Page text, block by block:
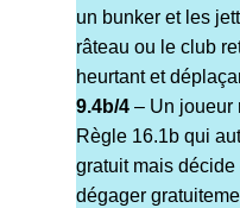
un bunker et les
râteau ou le club
heurtant et
9.4b/4– Un joueur
Règle 16.1b qui
gratuit mais
dégager